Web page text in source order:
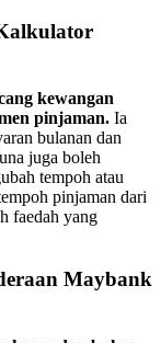
kewangan
pinjaman. Ia
bulanan dan
juga boleh
tempoh atau
pinjaman dari
faedah yang
Maybank